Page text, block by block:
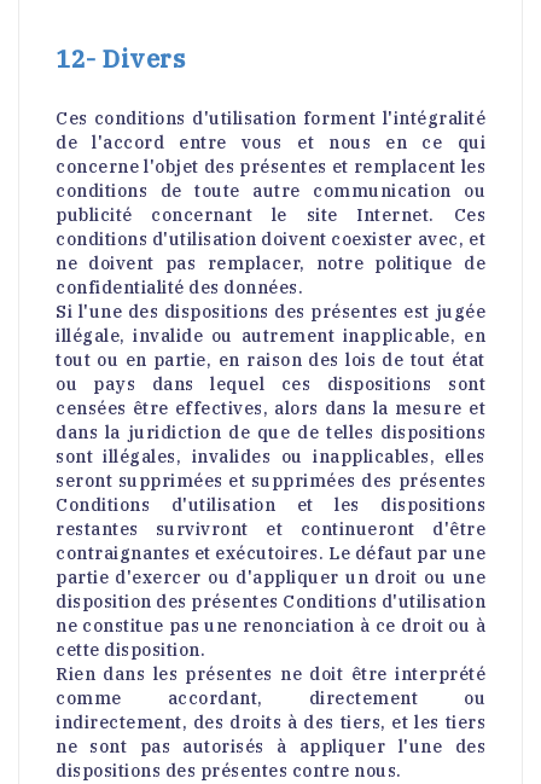
12- Divers
Ces conditions d'utilisation forment l'intégralité
de l'accord entre vous et nous en ce qui
concerne l'objet des présentes et remplacent les
conditions de toute autre communication ou
publicité concernant le site Internet. Ces
conditions d'utilisation doivent coexister avec, et
ne doivent pas remplacer, notre politique de
confidentialité des données.
Si l'une des dispositions des présentes est jugée
illégale, invalide ou autrement inapplicable, en
tout ou en partie, en raison des lois de tout état
ou pays dans lequel ces dispositions sont
censées être effectives, alors dans la mesure et
dans la juridiction de que de telles dispositions
sont illégales, invalides ou inapplicables, elles
seront supprimées et supprimées des présentes
Conditions d'utilisation et les dispositions
restantes survivront et continueront d'être
contraignantes et exécutoires. Le défaut par une
partie d'exercer ou d'appliquer un droit ou une
disposition des présentes Conditions d'utilisation
ne constitue pas une renonciation à ce droit ou à
cette disposition.
Rien dans les présentes ne doit être interprété
comme accordant, directement ou
indirectement, des droits à des tiers, et les tiers
ne sont pas autorisés à appliquer l'une des
dispositions des présentes contre nous.